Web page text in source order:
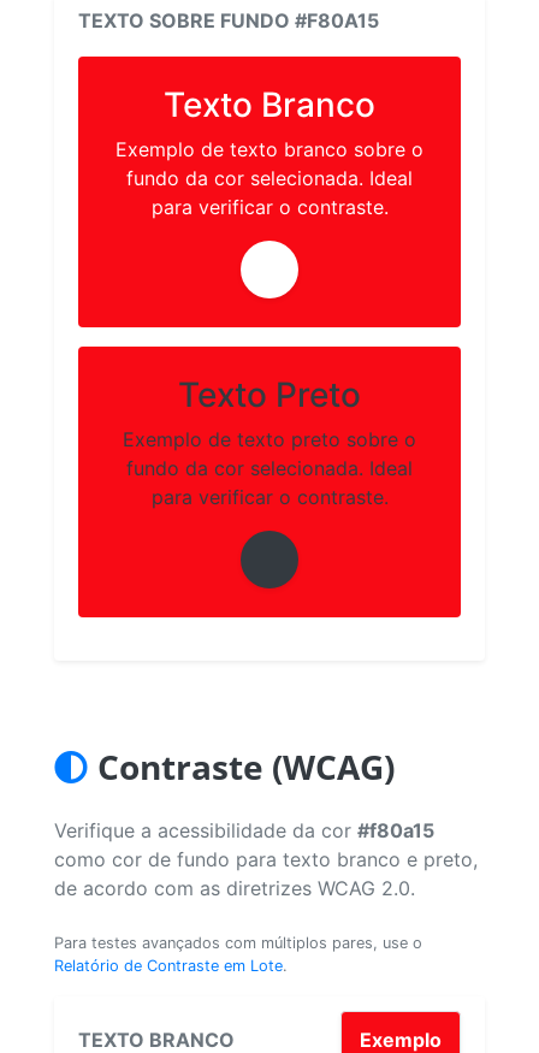
TEXTO SOBRE FUNDO #F80A15
Texto Branco
Exemplo de texto branco sobre o
fundo da cor selecionada. Ideal
para verificar o contraste.
Texto Preto
Exemplo de texto preto sobre o
fundo da cor selecionada. Ideal
para verificar o contraste.
Contraste (WCAG)
Verifique a acessibilidade da cor #f80a15
como cor de fundo para texto branco e preto,
de acordo com as diretrizes WCAG 2.0.
Para testes avançados com múltiplos pares, use o
Relatório de Contraste em Lote.
TEXTO BRANCO Exemplo